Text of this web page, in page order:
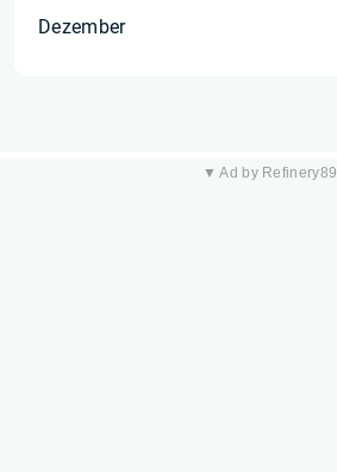
Dezember
▼ Ad by Refinery89